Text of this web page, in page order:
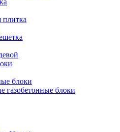
плитка
блоки
газобетонные блоки